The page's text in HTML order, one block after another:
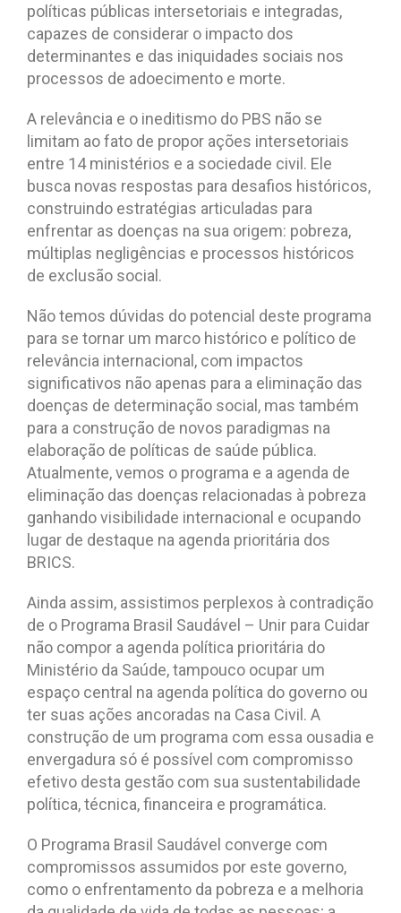
políticas públicas intersetoriais e integradas,
capazes de considerar o impacto dos
determinantes e das iniquidades sociais nos
processos de adoecimento e morte.
A relevância e o ineditismo do PBS não se
limitam ao fato de propor ações intersetoriais
entre 14 ministérios e a sociedade civil. Ele
busca novas respostas para desafios históricos,
construindo estratégias articuladas para
enfrentar as doenças na sua origem: pobreza,
múltiplas negligências e processos históricos
de exclusão social.
Não temos dúvidas do potencial deste programa
para se tornar um marco histórico e político de
relevância internacional, com impactos
significativos não apenas para a eliminação das
doenças de determinação social, mas também
para a construção de novos paradigmas na
elaboração de políticas de saúde pública.
Atualmente, vemos o programa e a agenda de
eliminação das doenças relacionadas à pobreza
ganhando visibilidade internacional e ocupando
lugar de destaque na agenda prioritária dos
BRICS.
Ainda assim, assistimos perplexos à contradição
de o Programa Brasil Saudável – Unir para Cuidar
não compor a agenda política prioritária do
Ministério da Saúde, tampouco ocupar um
espaço central na agenda política do governo ou
ter suas ações ancoradas na Casa Civil. A
construção de um programa com essa ousadia e
envergadura só é possível com compromisso
efetivo desta gestão com sua sustentabilidade
política, técnica, financeira e programática.
O Programa Brasil Saudável converge com
compromissos assumidos por este governo,
como o enfrentamento da pobreza e a melhoria